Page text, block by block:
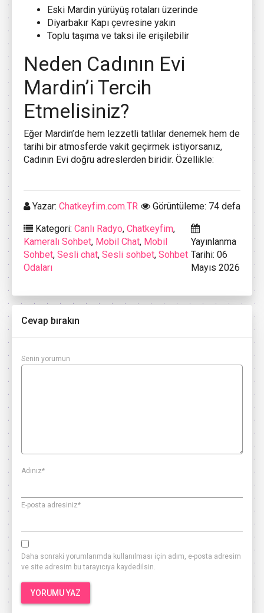
Eski Mardin yürüyüş rotaları üzerinde
Diyarbakır Kapı çevresine yakın
Toplu taşıma ve taksi ile erişilebilir
Neden Cadının Evi
Mardin’i Tercih
Etmelisiniz?
Eğer Mardin’de hem lezzetli tatlılar denemek hem de
tarihi bir atmosferde vakit geçirmek istiyorsanız,
Cadının Evi doğru adreslerden biridir. Özellikle:
Yazar: Chatkeyfim.com.TR
Görüntüleme: 74 defa
Kategori: Canlı Radyo, Chatkeyfim,
Kameralı Sohbet, Mobil Chat, Mobil
Sohbet, Sesli chat, Sesli sohbet, Sohbet
Odaları
Yayınlanma
Tarihi: 06
Mayıs 2026
Cevap bırakın
Senin yorumun
Adınız*
E-posta adresiniz*
Daha sonraki yorumlarımda kullanılması için adım, e-posta adresim
ve site adresim bu tarayıcıya kaydedilsin.